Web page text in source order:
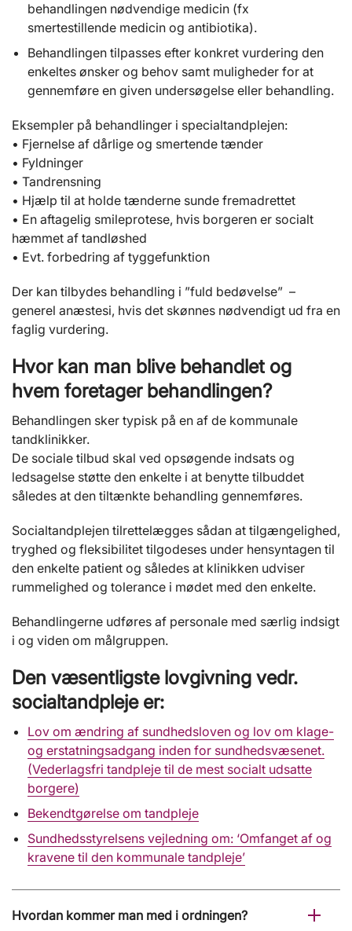
behandlingen nødvendige medicin (fx
smertestillende medicin og antibiotika).
Behandlingen tilpasses efter konkret vurdering den
enkeltes ønsker og behov samt muligheder for at
gennemføre en given undersøgelse eller behandling.
Eksempler på behandlinger i specialtandplejen:
• Fjernelse af dårlige og smertende tænder
• Fyldninger
• Tandrensning
• Hjælp til at holde tænderne sunde fremadrettet
• En aftagelig smileprotese, hvis borgeren er socialt
hæmmet af tandløshed
• Evt. forbedring af tyggefunktion
Der kan tilbydes behandling i ”fuld bedøvelse” –
generel anæstesi, hvis det skønnes nødvendigt ud fra en
faglig vurdering.
Hvor kan man blive behandlet og
hvem foretager behandlingen?
Behandlingen sker typisk på en af de kommunale
tandklinikker.
De sociale tilbud skal ved opsøgende indsats og
ledsagelse støtte den enkelte i at benytte tilbuddet
således at den tiltænkte behandling gennemføres.
Socialtandplejen tilrettelægges sådan at tilgængelighed,
tryghed og fleksibilitet tilgodeses under hensyntagen til
den enkelte patient og således at klinikken udviser
rummelighed og tolerance i mødet med den enkelte.
Behandlingerne udføres af personale med særlig indsigt
i og viden om målgruppen.
Den væsentligste lovgivning vedr.
socialtandpleje er:
Lov om ændring af sundhedsloven og lov om klage-
og erstatningsadgang inden for sundhedsvæsenet.
(Vederlagsfri tandpleje til de mest socialt udsatte
borgere)
Bekendtgørelse om tandpleje
Sundhedsstyrelsens vejledning om: ‘Omfanget af og
kravene til den kommunale tandpleje’
Hvordan kommer man med i ordningen?